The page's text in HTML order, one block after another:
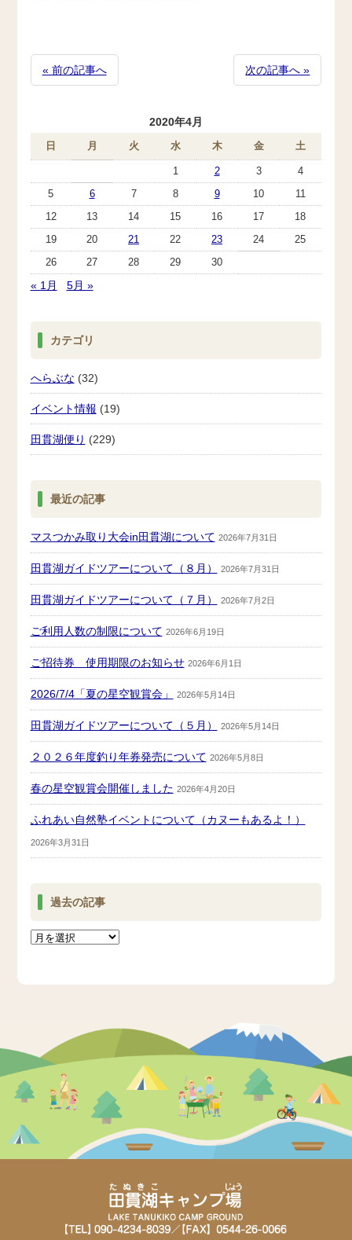
« 前の記事へ 次の記事へ »
2020年4月
日 月 火 水 木 金 土
1 2 3
4
5
6 7 8 9 10
11
12
13 14 15 16 17
18
19
20 21 22 23 24
25
26
27 28 29 30
« 1月 5月 »
カテゴリ
へらぶな (32)
イベント情報 (19)
田貫湖便り (229)
最近の記事
マスつかみ取り大会in田貫湖について 2026年7月31日
田貫湖ガイドツアーについて（８月） 2026年7月31日
田貫湖ガイドツアーについて（７月） 2026年7月2日
ご利用人数の制限について 2026年6月19日
ご招待券 使用期限のお知らせ 2026年6月1日
2026/7/4「夏の星空観賞会」 2026年5月14日
田貫湖ガイドツアーについて（５月） 2026年5月14日
２０２６年度釣り年券発売について 2026年5月8日
春の星空観賞会開催しました 2026年4月20日
ふれあい自然塾イベントについて（カヌーもあるよ！）
2026年3月31日
過去の記事
過